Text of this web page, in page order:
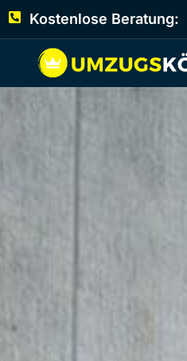
Kostenlose Beratung: